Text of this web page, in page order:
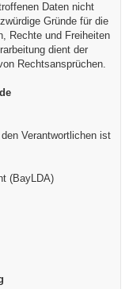
Daten nicht
Gründe für die
Rechte und Freiheiten
dient der
Rechtsansprüchen.
Verantwortlichen ist
(BayLDA)